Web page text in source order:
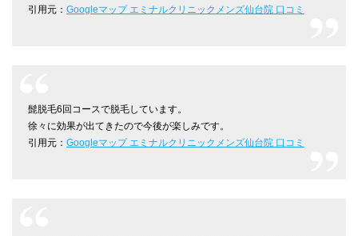
引用元： Googleマップ エミナルクリニックメンズ仙台院 口コミ
髭脱毛6回コースで脱毛しています。
徐々に効果が出てきたので今後が楽しみです。
引用元： Googleマップ エミナルクリニックメンズ仙台院 口コミ